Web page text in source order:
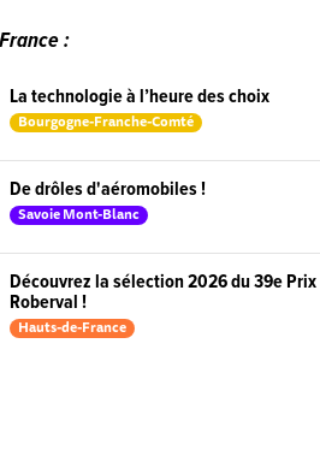
:
La technologie à l’heure des choix
Bourgogne-Franche-Comté
De drôles d'aéromobiles !
Savoie Mont-Blanc
Découvrez la sélection 2026 du 39e Prix
Roberval !
Hauts-de-France